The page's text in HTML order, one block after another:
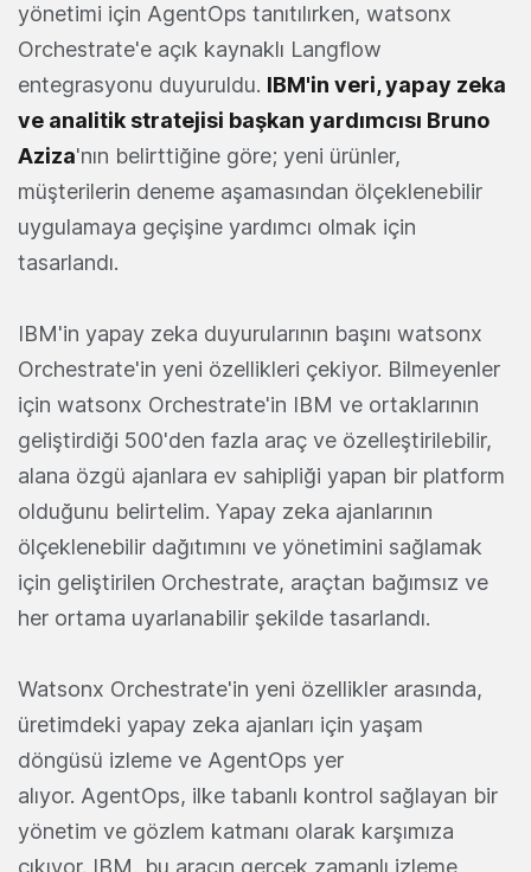
yönetimi için AgentOps tanıtılırken, watsonx
Orchestrate'e açık kaynaklı Langflow
entegrasyonu duyuruldu. IBM'in veri, yapay zeka
ve analitik stratejisi başkan yardımcısı Bruno
Aziza'nın belirttiğine göre; yeni ürünler,
müşterilerin deneme aşamasından ölçeklenebilir
uygulamaya geçişine yardımcı olmak için
tasarlandı.
IBM'in yapay zeka duyurularının başını watsonx
Orchestrate'in yeni özellikleri çekiyor. Bilmeyenler
için watsonx Orchestrate'in IBM ve ortaklarının
geliştirdiği 500'den fazla araç ve özelleştirilebilir,
alana özgü ajanlara ev sahipliği yapan bir platform
olduğunu belirtelim. Yapay zeka ajanlarının
ölçeklenebilir dağıtımını ve yönetimini sağlamak
için geliştirilen Orchestrate, araçtan bağımsız ve
her ortama uyarlanabilir şekilde tasarlandı.
Watsonx Orchestrate'in yeni özellikler arasında,
üretimdeki yapay zeka ajanları için yaşam
döngüsü izleme ve AgentOps yer
alıyor. AgentOps, ilke tabanlı kontrol sağlayan bir
yönetim ve gözlem katmanı olarak karşımıza
çıkıyor. IBM, bu aracın gerçek zamanlı izleme